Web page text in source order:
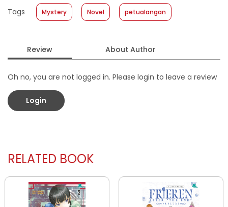
Tags Mystery Novel petualangan
Review About Author
Oh no, you are not logged in. Please login to leave a review
Login
RELATED BOOK